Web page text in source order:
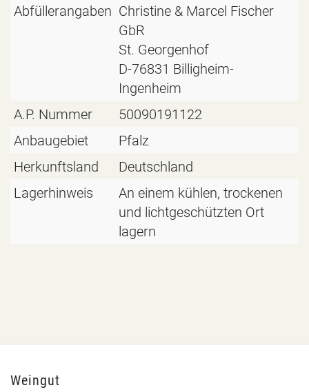
Abfüllerangaben Christine & Marcel Fischer
GbR
St. Georgenhof
D-76831 Billigheim-
Ingenheim
A.P. Nummer
50090191122
Anbaugebiet
Pfalz
Herkunftsland
Deutschland
Lagerhinweis
An einem kühlen, trockenen
und lichtgeschützten Ort
lagern
Weingut